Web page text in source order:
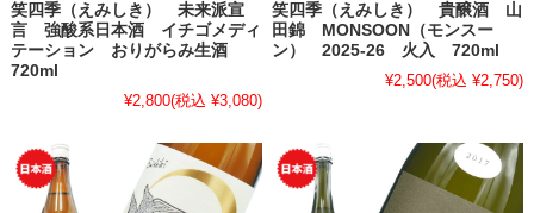
笑四季（えみしき） 未来派宣
言 強酸系日本酒 イチゴメディ
テーション おりがらみ生酒
720ml
¥2,800(税込 ¥3,080)
笑四季（えみしき） 貴醸酒 山
田錦 MONSOON（モンスー
ン） 2025-26 火入 720ml
¥2,500(税込 ¥2,750)